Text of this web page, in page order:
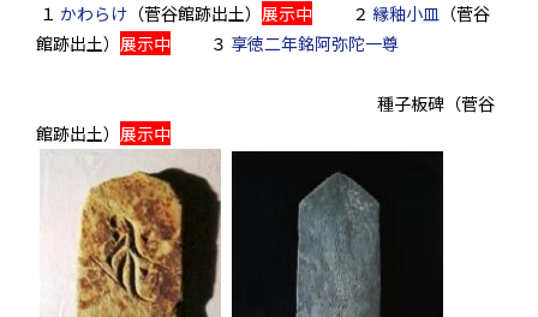
１ かわらけ （菅谷館跡出土） 展示中 ２ 縁釉小皿 （菅谷
館跡出土） 展示中 ３ 享徳二年銘阿弥陀一尊
種子板碑（菅谷
館跡出土） 展示中